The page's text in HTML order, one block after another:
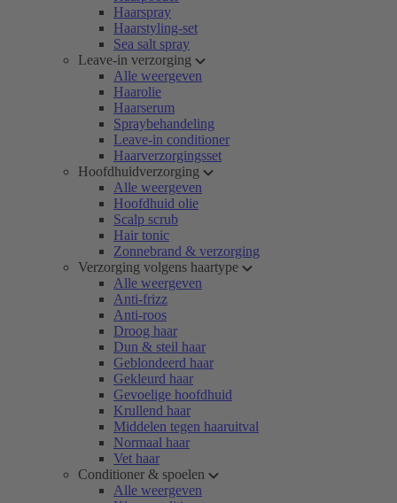
Haarspray
Haarstyling-set
Sea salt spray
Leave-in verzorging
Alle weergeven
Haarolie
Haarserum
Spraybehandeling
Leave-in conditioner
Haarverzorgingsset
Hoofdhuidverzorging
Alle weergeven
Hoofdhuid olie
Scalp scrub
Hair tonic
Zonnebrand & verzorging
Verzorging volgens haartype
Alle weergeven
Anti-frizz
Anti-roos
Droog haar
Dun & steil haar
Geblondeerd haar
Gekleurd haar
Gevoelige hoofdhuid
Krullend haar
Middelen tegen haaruitval
Normaal haar
Vet haar
Conditioner & spoelen
Alle weergeven